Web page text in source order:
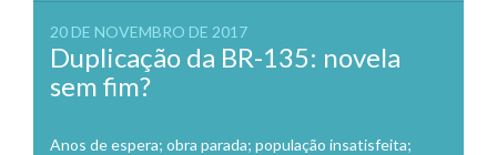
20 DE NOVEMBRO DE 2017
Duplicação da BR-135: novela
sem fim?
Anos de espera; obra parada; população insatisfeita;